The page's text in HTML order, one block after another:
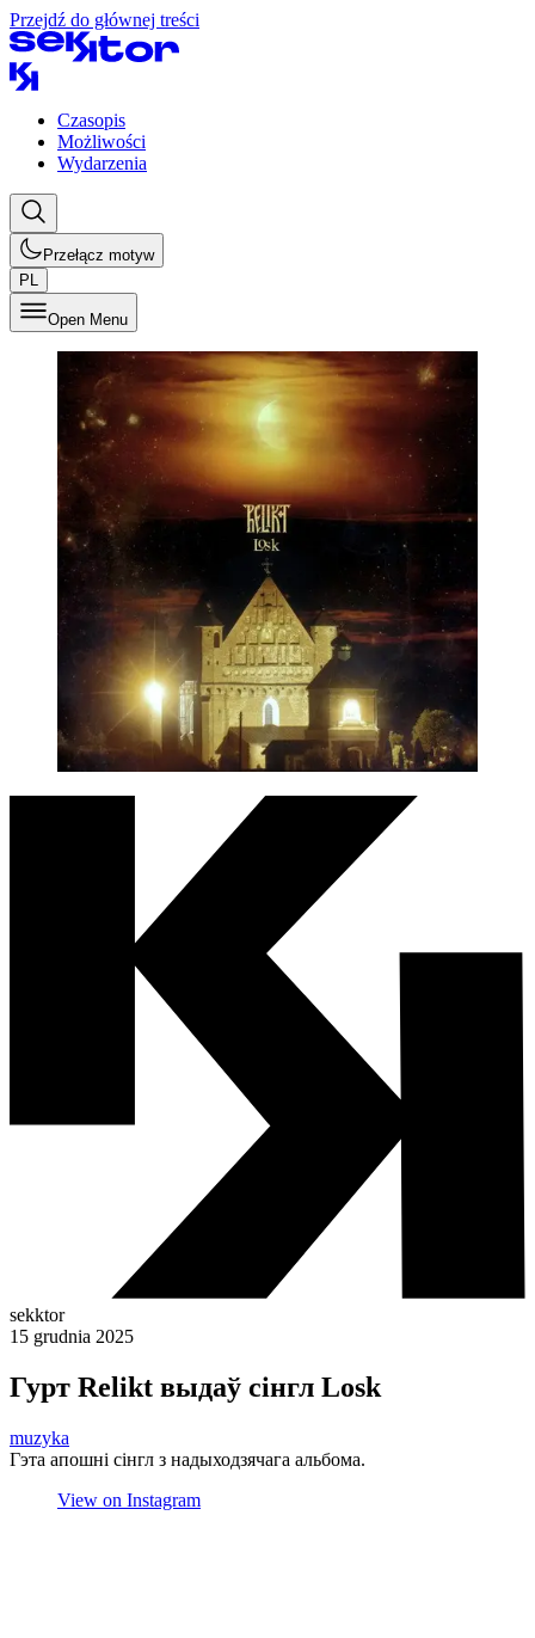
Przejdź do głównej treści
Czasopis
Możliwości
Wydarzenia
Przełącz motyw
PL
Open Menu
sekktor
15 grudnia 2025
Гурт Relikt выдаў сінгл Losk
muzyka
Гэта апошні сінгл з надыходзячага альбома.
View on Instagram